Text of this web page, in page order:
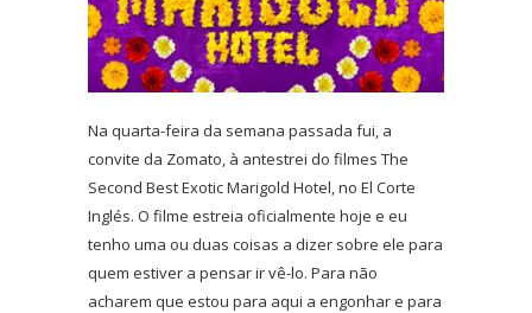
Na quarta-feira da semana passada fui, a
convite da Zomato, à antestrei do filmes The
Second Best Exotic Marigold Hotel, no El Corte
Inglés. O filme estreia oficialmente hoje e eu
tenho uma ou duas coisas a dizer sobre ele para
quem estiver a pensar ir vê-lo. Para não
acharem que estou para aqui a engonhar e para